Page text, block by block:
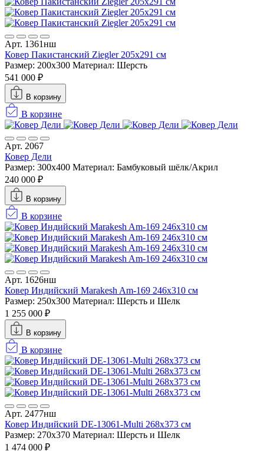
Арт. 1361нш
Ковер Пакистанский Ziegler 205x291 см
Размер: 200x300 Материал: Шерсть
541 000 ₽
В корзину
В корзине
Арт. 2067
Ковер Дели
Размер: 300x400 Материал: Бамбуковый шёлк/Акрил
240 000 ₽
В корзину
В корзине
Арт. 1626нш
Ковер Индийский Marakesh Am-169 246x310 см
Размер: 250x300 Материал: Шерсть и Шелк
1 255 000 ₽
В корзину
В корзине
Арт. 2477нш
Ковер Индийский DE-13061-Multi 268x373 см
Размер: 270x370 Материал: Шерсть и Шелк
1 474 000 ₽